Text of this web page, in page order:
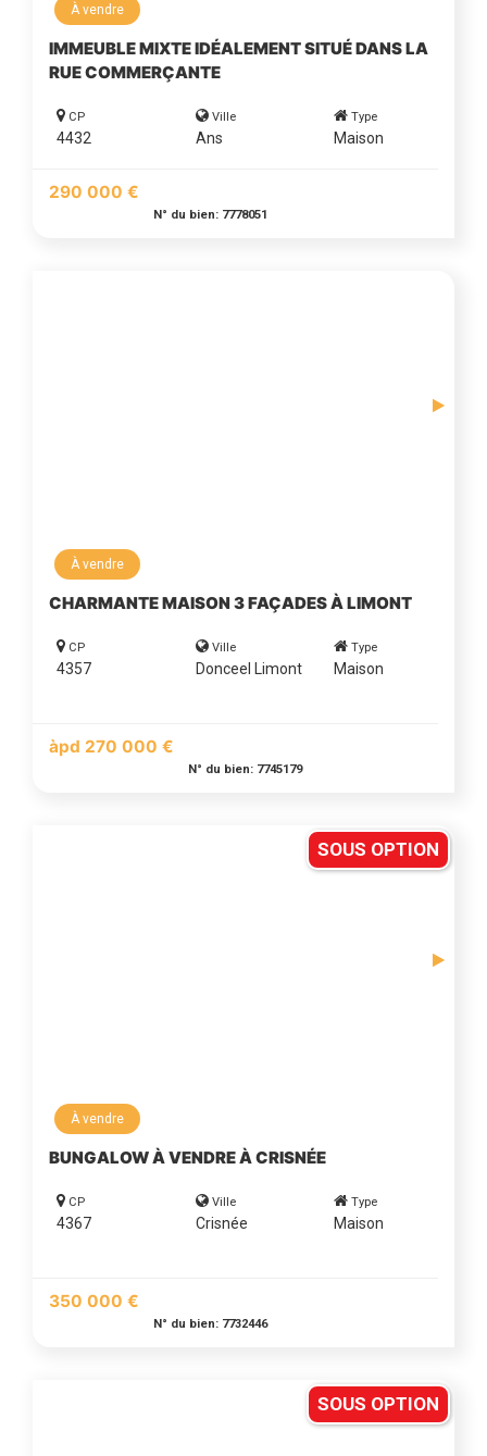
À vendre
IMMEUBLE MIXTE IDÉALEMENT SITUÉ DANS LA
RUE COMMERÇANTE
CP
4432
Ville
Ans
Type
Maison
290 000 €
N° du bien: 7778051
À vendre
CHARMANTE MAISON 3 FAÇADES À LIMONT
CP
4357
Ville
Donceel Limont
Type
Maison
àpd 270 000 €
N° du bien: 7745179
SOUS OPTION
À vendre
BUNGALOW À VENDRE À CRISNÉE
CP
4367
Ville
Crisnée
Type
Maison
350 000 €
N° du bien: 7732446
SOUS OPTION